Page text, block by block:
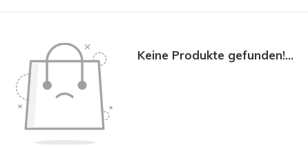
Keine Produkte gefunden!...